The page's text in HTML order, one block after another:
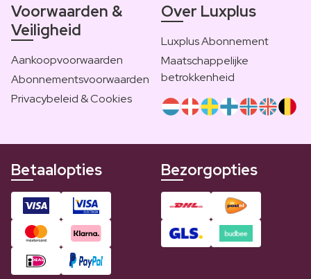
Voorwaarden &
Veiligheid
Aankoopvoorwaarden
Abonnementsvoorwaarden
Privacybeleid & Cookies
Over Luxplus
Luxplus Abonnement
Maatschappelijke
betrokkenheid
Betaalopties Bezorgopties